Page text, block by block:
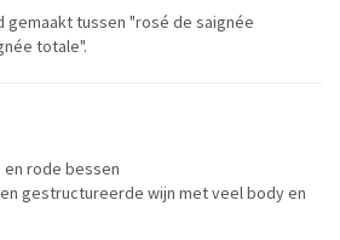
gemaakt tussen "rosé de saignée
totale".
rode bessen
gestructureerde wijn met veel body en